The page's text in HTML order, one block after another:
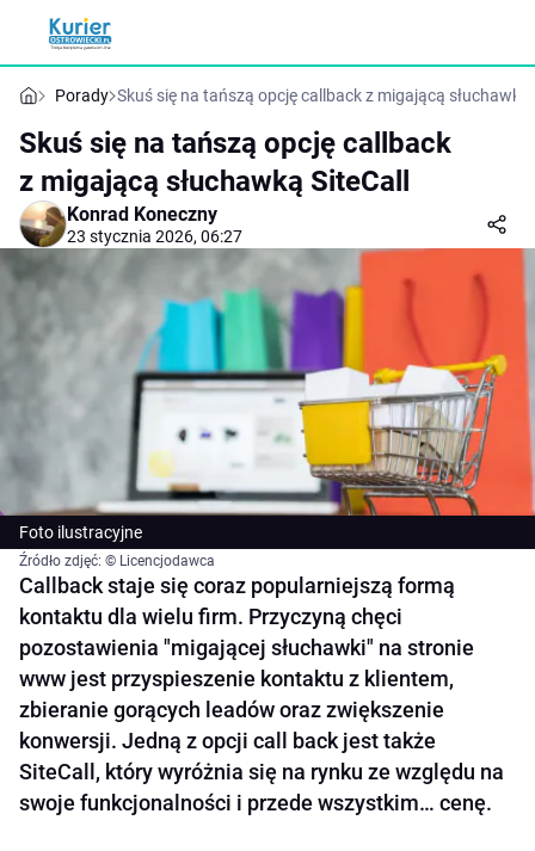
Porady Skuś się na tańszą opcję callback z migającą słuchawką
Skuś się na tańszą opcję callback
z migającą słuchawką SiteCall
Konrad Koneczny
23 stycznia 2026, 06:27
Foto ilustracyjne
Źródło zdjęć: © Licencjodawca
Callback staje się coraz popularniejszą formą
kontaktu dla wielu firm. Przyczyną chęci
pozostawienia "migającej słuchawki" na stronie
www jest przyspieszenie kontaktu z klientem,
zbieranie gorących leadów oraz zwiększenie
konwersji. Jedną z opcji call back jest także
SiteCall, który wyróżnia się na rynku ze względu na
swoje funkcjonalności i przede wszystkim… cenę.